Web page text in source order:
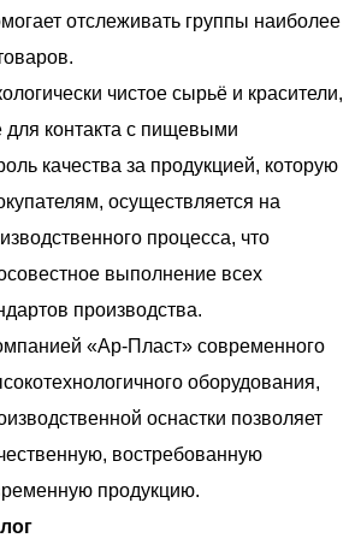
отслеживать группы наиболее
чистое сырьё и красители,
контакта с пищевыми
качества за продукцией, которую
осуществляется на
процесса, что
выполнение всех
производства.
«Ар-Пласт» современного
оборудования,
оснастки позволяет
востребованную
продукцию.